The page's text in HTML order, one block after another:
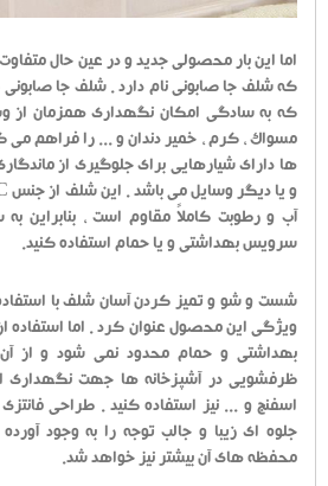
اما این بار محصولی جدید و در عین حال
که شلف جا صابونی نام دارد . شلف جا
که به سادگی امکان نگهداری همزمان از
مسواک ، کرم ، خمیر دندان و ... را فراهم می
ها دارای شیارهایی برای جلوگیری از
آب و رطوبت کاملاً مقاوم است ، بنابراین
سرویس بهداشتی و یا حمام استفاده کنید.
شست و شو و تمیز کردن آسان شلف با استفاده
ویژگی این محصول عنوان کرد . اما استفاده
بهداشتی و حمام محدود نمی شود و از
ظرفشویی در آشپزخانه ها جهت نگهداری
اسفنج و ... نیز استفاده کنید . طراحی
جلوه ای زیبا و جالب توجه را به وجود
محفظه های آن بیشتر نیز خواهد شد.